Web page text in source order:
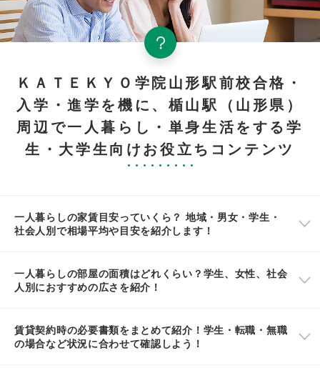
ＫＡＴＥＫＹＯ学院山形駅前校合格・
入学・進学を機に、楯山駅（山形県）
周辺で一人暮らし・単身生活をする学
生・大学生向けお役立ちコンテンツ
一人暮らしの家賃目安っていくら？ 地域・男女・学生・
社会人別で相場平均や目安を紹介します！
一人暮らしの部屋の面積はどれくらい？学生、女性、社会
人別におすすめの広さを紹介！
賃貸契約時の必要書類をまとめて紹介！学生・転職・無職
の場合など状況に合わせて確認しよう！